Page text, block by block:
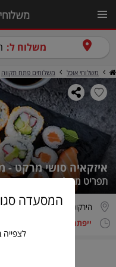
משלוח ל:
משלוחי אוכל משלוחים פתח תקווה
איזקאיה סושי מרקט -
תפריט משלוחים
הירקונים 43, פתח תקווה
ייפתח בשעה 12:00
המסעדה
לצפייה